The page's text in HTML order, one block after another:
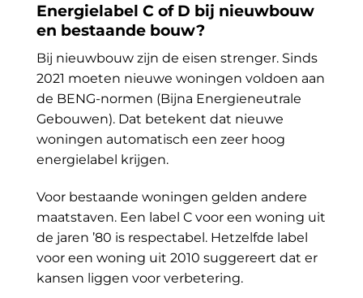
Energielabel C of D bij nieuwbouw
en bestaande bouw?
Bij nieuwbouw zijn de eisen strenger. Sinds
2021 moeten nieuwe woningen voldoen aan
de BENG-normen (Bijna Energieneutrale
Gebouwen). Dat betekent dat nieuwe
woningen automatisch een zeer hoog
energielabel krijgen.
Voor bestaande woningen gelden andere
maatstaven. Een label C voor een woning uit
de jaren ’80 is respectabel. Hetzelfde label
voor een woning uit 2010 suggereert dat er
kansen liggen voor verbetering.